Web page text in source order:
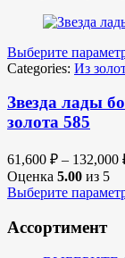
Выберите
Categories: Из
Звезда лады
золота 585
61,600 ₽ – 132,000
Оценка 5.00 из 5
Выберите
Ассортимент